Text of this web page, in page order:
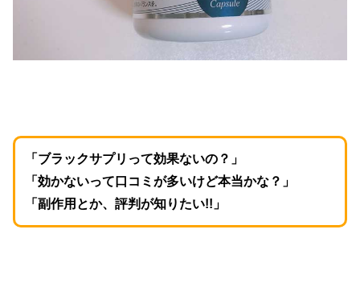
「ブラックサプリって効果ないの？」
「効かないって口コミが多いけど本当かな？」
「副作用とか、評判が知りたい!!」